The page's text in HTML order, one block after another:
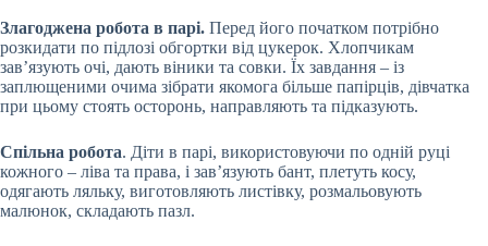
Злагоджена робота в парі. Перед його початком потрібно
розкидати по підлозі обгортки від цукерок. Хлопчикам
зав’язують очі, дають віники та совки. Їх завдання – із
заплющеними очима зібрати якомога більше папірців, дівчатка
при цьому стоять осторонь, направляють та підказують.
Спільна робота. Діти в парі, використовуючи по одній руці
кожного – ліва та права, і зав’язують бант, плетуть косу,
одягають ляльку, виготовляють листівку, розмальовують
малюнок, складають пазл.